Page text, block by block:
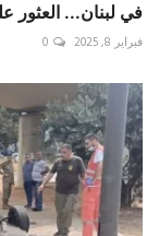
في لبنان... العثور
فبراير 8, 2025 0